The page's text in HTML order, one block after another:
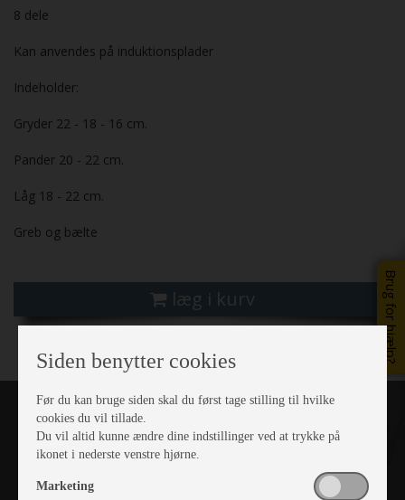
Brug for hjælp?
8 dele
Kan anvendes på induktionsplader
Indeholder:
Gryder 22 - 18 - 16 cm.
Pander 20 - 22 cm.
Låg 18 - 22 cm.
Greb og bælte
læg i kurv
Siden benytter cookies
Før du kan bruge siden skal du først tage stilling til hvilke
cookies du vil tillade.
Du vil altid kunne ændre dine indstillinger ved at trykke på
ikonet i nederste venstre hjørne.
Marketing